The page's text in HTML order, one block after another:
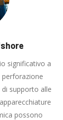
significativo a
supporto alle
possono